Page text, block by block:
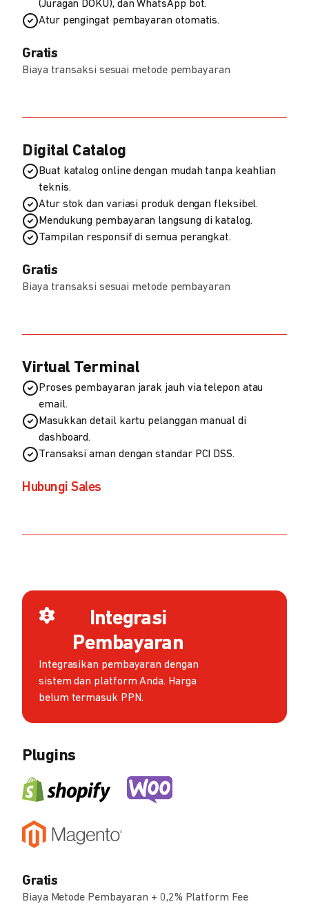
(Juragan DOKU), dan WhatsApp bot.
Atur pengingat pembayaran otomatis.
Gratis
Biaya transaksi sesuai metode pembayaran
Digital Catalog
Buat katalog online dengan mudah tanpa keahlian
teknis.
Atur stok dan variasi produk dengan fleksibel.
Mendukung pembayaran langsung di katalog.
Tampilan responsif di semua perangkat.
Gratis
Biaya transaksi sesuai metode pembayaran
Virtual Terminal
Proses pembayaran jarak jauh via telepon atau
email.
Masukkan detail kartu pelanggan manual di
dashboard.
Transaksi aman dengan standar PCI DSS.
Hubungi Sales
Integrasi
Pembayaran
Integrasikan pembayaran dengan
sistem dan platform Anda. Harga
belum termasuk PPN.
Plugins
Gratis
Biaya Metode Pembayaran + 0,2% Platform Fee